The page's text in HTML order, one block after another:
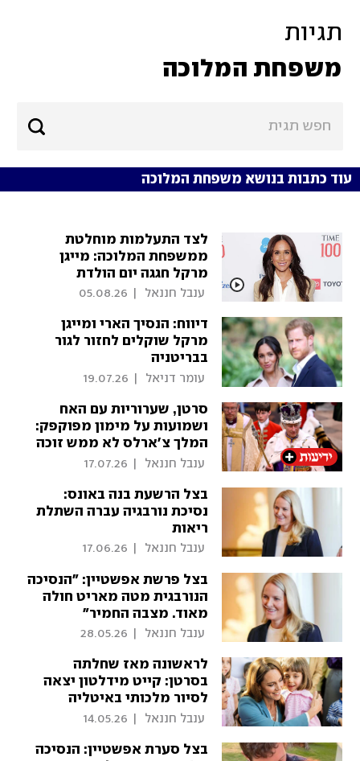
תגיות
משפחת המלוכה
עוד כתבות בנושא משפחת המלוכה
לצד התעלמות מוחלטת
ממשפחת המלוכה: מייגן
מרקל חגגה יום הולדת
ענבל חננאל 05.08.26
דיווח: הנסיך הארי ומייגן
מרקל שוקלים לחזור לגור
בבריטניה
עומר דניאל 19.07.26
סרטן, שערוריות עם האח
ושמועות על מימון מפוקפק:
המלך צ'ארלס לא ממש זוכה
ליהנות מהמלוכה לה חיכה
ענבל חננאל 17.07.26
בצל הרשעת בנה באונס:
נסיכת נורבגיה עברה השתלת
ריאות
ענבל חננאל 17.06.26
בצל פרשת אפשטיין: "הנסיכה
הנורבגית מטה מאריט חולה
מאוד. מצבה החמיר"
ענבל חננאל 28.05.26
לראשונה מאז שחלתה
בסרטן: קייט מידלטון יצאה
לסיור מלכותי באיטליה
ענבל חננאל 14.05.26
בצל סערת אפשטיין: הנסיכה